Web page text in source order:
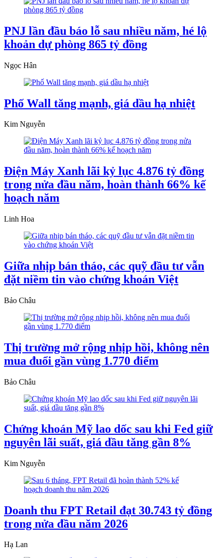
PNJ lần đầu báo lỗ sau nhiều năm, hé lộ
khoản dự phòng 865 tỷ đồng
Ngọc Hân
Phố Wall tăng mạnh, giá dầu hạ nhiệt
Kim Nguyễn
Điện Máy Xanh lãi kỷ lục 4.876 tỷ đồng
trong nửa đầu năm, hoàn thành 66% kế
hoạch năm
Linh Hoa
Giữa nhịp bán tháo, các quỹ đầu tư vẫn
đặt niềm tin vào chứng khoán Việt
Bảo Châu
Thị trường mở rộng nhịp hồi, không nên
mua đuổi gần vùng 1.770 điểm
Bảo Châu
Chứng khoán Mỹ lao dốc sau khi Fed giữ
nguyên lãi suất, giá dầu tăng gần 8%
Kim Nguyễn
Doanh thu FPT Retail đạt 30.743 tỷ đồng
trong nửa đầu năm 2026
Hạ Lan